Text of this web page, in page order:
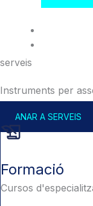
serveis
Instruments per
ANAR A SERVEIS
Formació
Cursos